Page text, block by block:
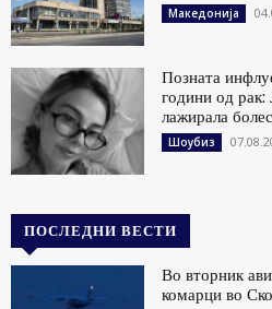
Македонија
Позната
години од рак:
лажирала
Шоубиз
ПОСЛЕДНИ ВЕСТИ
Во вторник
комарци во